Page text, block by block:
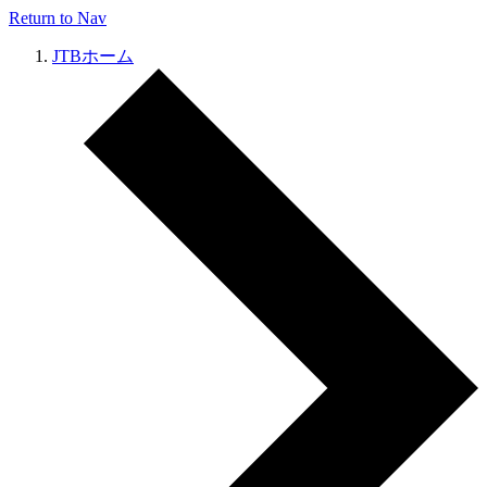
Return to Nav
JTBホーム